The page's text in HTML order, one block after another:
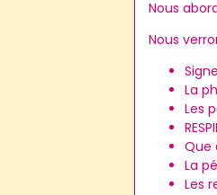
Nous
Nous
La
Les
Que
La
Les